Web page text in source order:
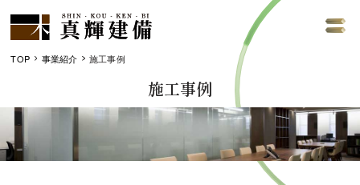
TOP 事業紹介 施工事例
施工事例